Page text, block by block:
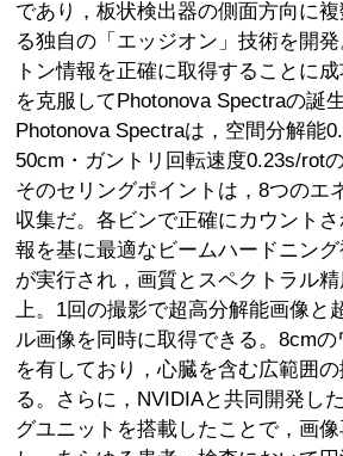
であり，板状検出器の側面方向に
る独自の「エッジオン」技術を開
トン情報を正確に取得することに
を克服してPhotonova Spectraの誕
Photonova Spectraは，空間分解能
50cm・ガントリ回転速度0.23s/rot
そのセリングポイントは，8つのエ
収集だ。各ビンで正確にカウント
報を基に最適なビームハードニン
が実行され，画質とスペクトラル
上。1回の撮影で超高分解能画像と
ル画像を同時に取得できる。8cm
を有しており，心臓を含む広範囲
る。さらに，NVIDIAと共同開発し
グユニットを搭載したことで，画